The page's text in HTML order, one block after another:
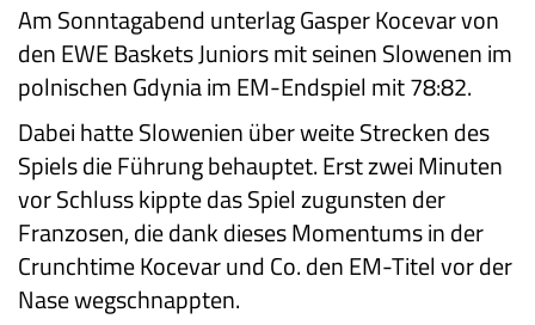
Am Sonntagabend unterlag Gasper Kocevar von
den EWE Baskets Juniors mit seinen Slowenen im
polnischen Gdynia im EM-Endspiel mit 78:82.
Dabei hatte Slowenien über weite Strecken des
Spiels die Führung behauptet. Erst zwei Minuten
vor Schluss kippte das Spiel zugunsten der
Franzosen, die dank dieses Momentums in der
Crunchtime Kocevar und Co. den EM-Titel vor der
Nase wegschnappten.